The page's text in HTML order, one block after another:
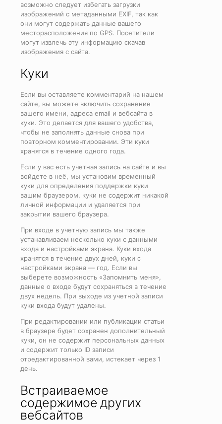
возможно следует избегать загрузки
изображений с метаданными EXIF, так как
они могут содержать данные вашего
месторасположения по GPS. Посетители
могут извлечь эту информацию скачав
изображения с сайта.
Куки
Если вы оставляете комментарий на нашем
сайте, вы можете включить сохранение
вашего имени, адреса email и вебсайта в
куки. Это делается для вашего удобства,
чтобы не заполнять данные снова при
повторном комментировании. Эти куки
хранятся в течение одного года.
Если у вас есть учетная запись на сайте и вы
войдете в неё, мы установим временный
куки для определения поддержки куки
вашим браузером, куки не содержит никакой
личной информации и удаляется при
закрытии вашего браузера.
При входе в учетную запись мы также
устанавливаем несколько куки с данными
входа и настройками экрана. Куки входа
хранятся в течение двух дней, куки с
настройками экрана — год. Если вы
выберете возможность «Запомнить меня»,
данные о входе будут сохраняться в течение
двух недель. При выходе из учетной записи
куки входа будут удалены.
При редактировании или публикации статьи
в браузере будет сохранен дополнительный
куки, он не содержит персональных данных
и содержит только ID записи
отредактированной вами, истекает через 1
день.
Встраиваемое
содержимое других
вебсайтов